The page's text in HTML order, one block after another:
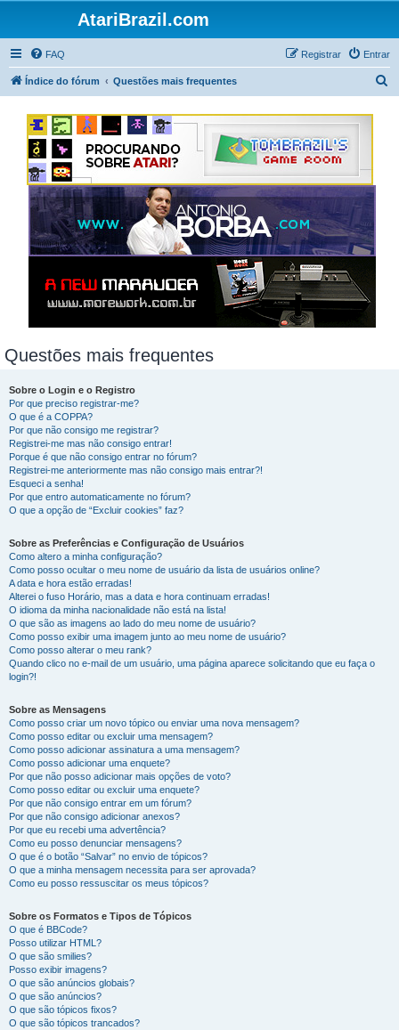
AtariBrazil.com
FAQ Entrar
Registrar
Índice do fórum Questões mais frequentes
Questões mais frequentes
Sobre o Login e o Registro
Por que preciso registrar-me?
O que é a COPPA?
Por que não consigo me registrar?
Registrei-me mas não consigo entrar!
Porque é que não consigo entrar no fórum?
Registrei-me anteriormente mas não consigo mais entrar?!
Esqueci a senha!
Por que entro automaticamente no fórum?
O que a opção de “Excluir cookies” faz?
Sobre as Preferências e Configuração de Usuários
Como altero a minha configuração?
Como posso ocultar o meu nome de usuário da lista de usuários online?
A data e hora estão erradas!
Alterei o fuso Horário, mas a data e hora continuam erradas!
O idioma da minha nacionalidade não está na lista!
O que são as imagens ao lado do meu nome de usuário?
Como posso exibir uma imagem junto ao meu nome de usuário?
Como posso alterar o meu rank?
Quando clico no e-mail de um usuário, uma página aparece solicitando que eu faça o
login?!
Sobre as Mensagens
Como posso criar um novo tópico ou enviar uma nova mensagem?
Como posso editar ou excluir uma mensagem?
Como posso adicionar assinatura a uma mensagem?
Como posso adicionar uma enquete?
Por que não posso adicionar mais opções de voto?
Como posso editar ou excluir uma enquete?
Por que não consigo entrar em um fórum?
Por que não consigo adicionar anexos?
Por que eu recebi uma advertência?
Como eu posso denunciar mensagens?
O que é o botão “Salvar” no envio de tópicos?
O que a minha mensagem necessita para ser aprovada?
Como eu posso ressuscitar os meus tópicos?
Sobre os Formatos e Tipos de Tópicos
O que é BBCode?
Posso utilizar HTML?
O que são smilies?
Posso exibir imagens?
O que são anúncios globais?
O que são anúncios?
O que são tópicos fixos?
O que são tópicos trancados?